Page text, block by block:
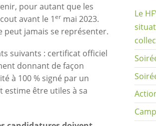
pour autant que les
avant le 1er mai 2023.
peut jamais se représenter.
suivants : certificat officiel
donnant de façon
à 100 % signé par un
estime être utiles à sa
Le